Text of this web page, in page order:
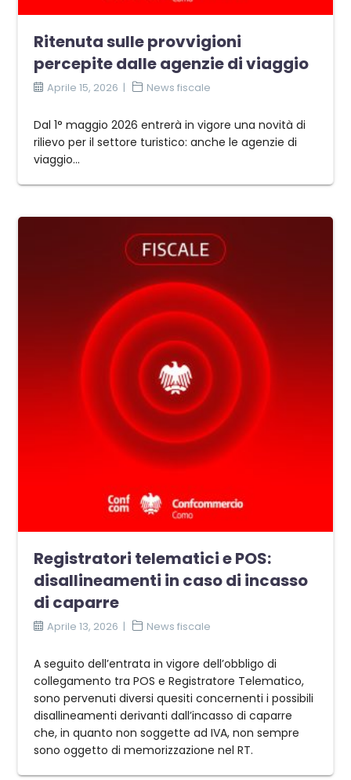
Ritenuta sulle provvigioni
percepite dalle agenzie di viaggio
Aprile 15, 2026 News fiscale
Dal 1° maggio 2026 entrerà in vigore una novità di
rilievo per il settore turistico: anche le agenzie di
viaggio…
Registratori telematici e POS:
disallineamenti in caso di incasso
di caparre
Aprile 13, 2026 News fiscale
A seguito dell’entrata in vigore dell’obbligo di
collegamento tra POS e Registratore Telematico,
sono pervenuti diversi quesiti concernenti i possibili
disallineamenti derivanti dall’incasso di caparre
che, in quanto non soggette ad IVA, non sempre
sono oggetto di memorizzazione nel RT.